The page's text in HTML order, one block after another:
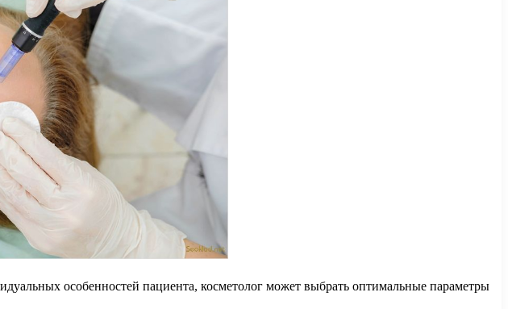
особенностей пациента, косметолог может выбрать оптимальные параметры